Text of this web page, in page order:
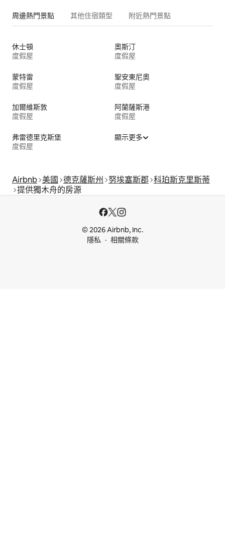
周邊熱門景點 其他住宿類型 附近熱門景點
休士頓
度假屋
奧斯汀
度假屋
蒙特雷
度假屋
聖安東尼奧
度假屋
加爾維斯敦
度假屋
阿蘭薩斯港
度假屋
弗雷德里克斯堡
度假屋
顯示更多
Airbnb 美國 德克薩斯州 努埃塞斯郡 科珀斯克里斯蒂
提供獨木舟的房源
© 2026 Airbnb, Inc.
隱私
相關條款